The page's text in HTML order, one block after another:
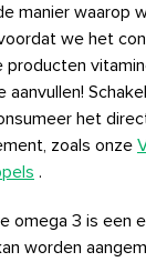
manier waarop
we het
het
zoals onze
.
omega 3 is een
worden